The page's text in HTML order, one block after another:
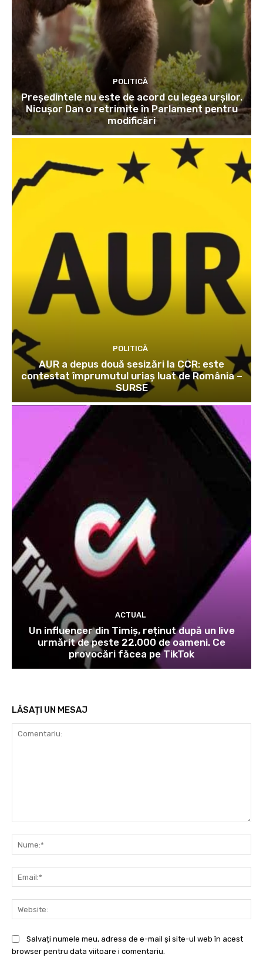
POLITICĂ
Președintele nu este de acord cu legea urșilor.
Nicușor Dan o retrimite în Parlament pentru
modificări
POLITICĂ
AUR a depus două sesizări la CCR: este
contestat împrumutul uriaș luat de România –
SURSE
ACTUAL
Un influencer din Timiș, reținut după un live
urmărit de peste 22.000 de oameni. Ce
provocări făcea pe TikTok
LĂSAȚI UN MESAJ
Salvați numele meu, adresa de e-mail și site-ul web în acest
browser pentru data viitoare i comentariu.